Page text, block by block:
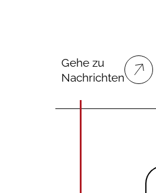
Gehe zu
Nachrichten